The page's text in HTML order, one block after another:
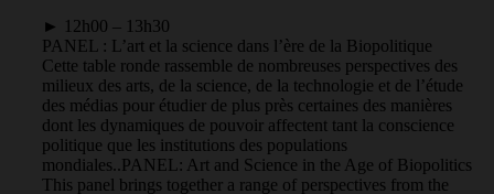
► 12h00 – 13h30
PANEL : L’art et la science dans l’ère de la Biopolitique
Cette table ronde rassemble de nombreuses perspectives des
milieux des arts, de la science, de la technologie et de l’étude
des médias pour étudier de plus près certaines des manières
dont les dynamiques de pouvoir affectent tant la conscience
politique que les institutions des populations
mondiales..PANEL: Art and Science in the Age of Biopolitics
This panel brings together a range of perspectives from the